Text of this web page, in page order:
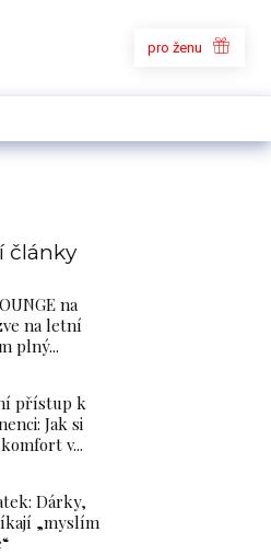
pro ženu
články
na
na letní
plný...
přístup k
Jak si
v...
Dárky,
„myslím